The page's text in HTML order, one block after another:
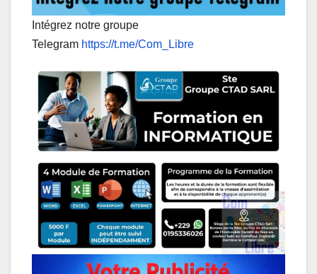
Intégrez notre groupe
Telegram https://t.me/Com_Libre